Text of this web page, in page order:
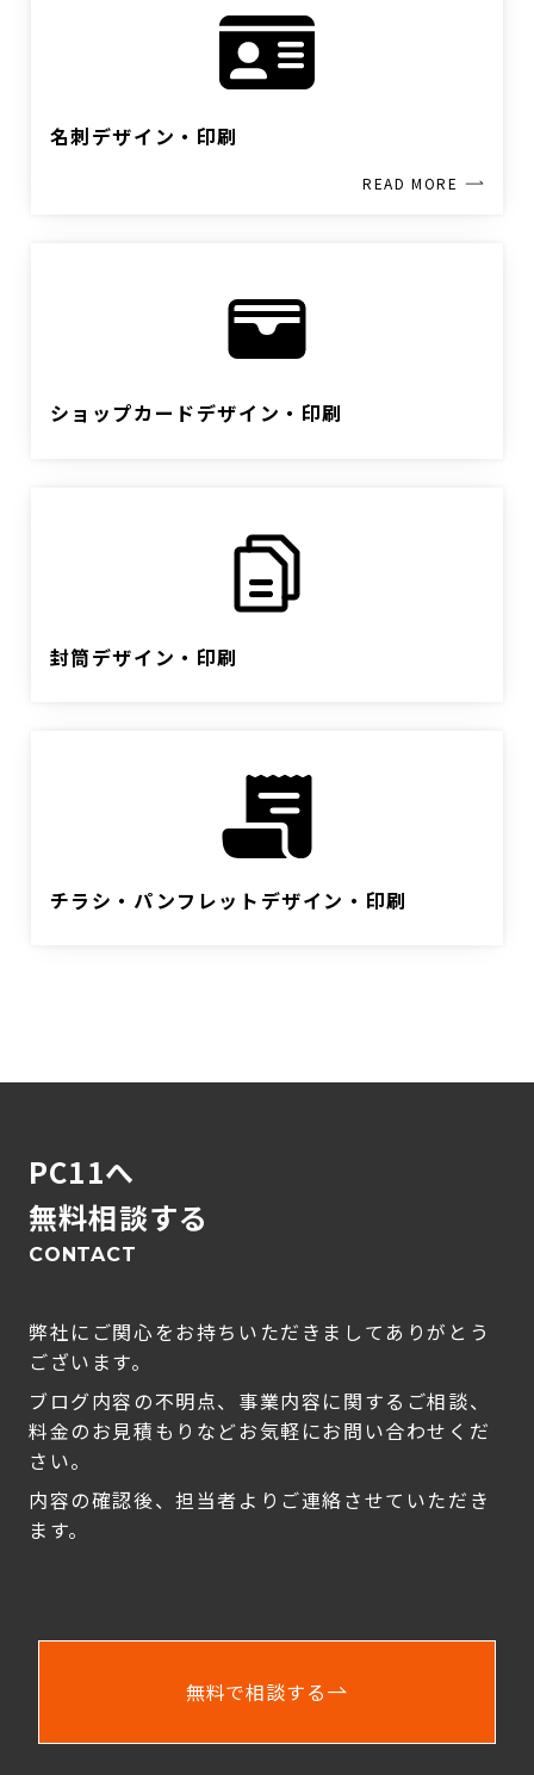
名刺デザイン・印刷
READ MORE
ショップカードデザイン・印刷
封筒デザイン・印刷
チラシ・パンフレットデザイン・印刷
PC11へ
無料相談する
CONTACT
弊社にご関心をお持ちいただきましてありがとう
ございます。
ブログ内容の不明点、事業内容に関するご相談、
料金のお見積もりなどお気軽にお問い合わせくだ
さい。
内容の確認後、担当者よりご連絡させていただき
ます。
無料で相談する